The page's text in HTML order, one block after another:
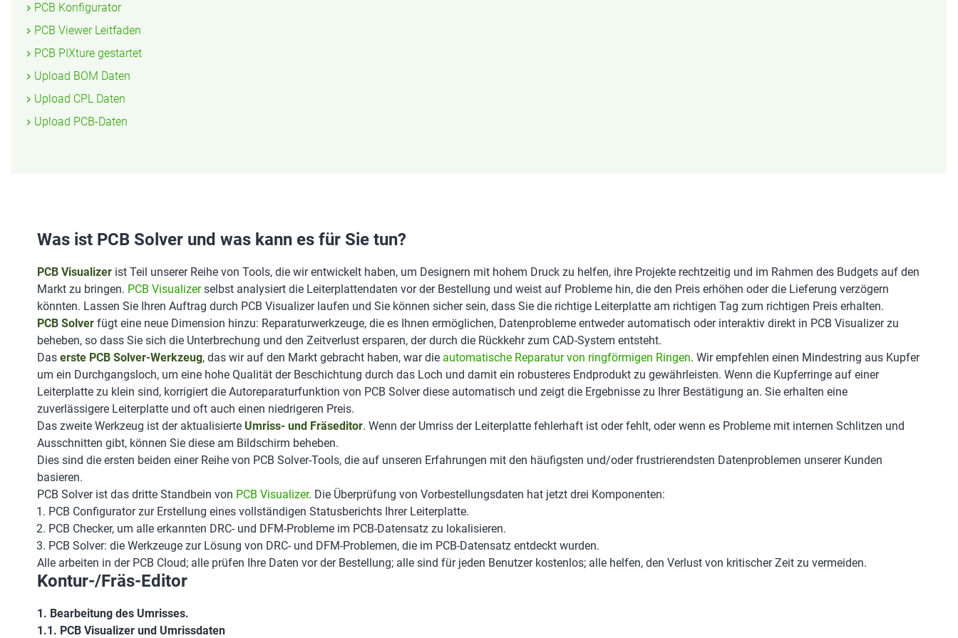
PCB Konfigurator
PCB Viewer Leitfaden
PCB PIXture gestartet
Upload BOM Daten
Upload CPL Daten
Upload PCB-Daten
Was ist PCB Solver und was kann es für Sie tun?
PCB Visualizer ist Teil unserer Reihe von Tools, die wir entwickelt haben, um Designern mit hohem Druck zu helfen, ihre Projekte rechtzeitig und im Rahmen des Budgets auf den
Markt zu bringen. PCB Visualizerselbst analysiert die Leiterplattendaten vor der Bestellung und weist auf Probleme hin, die den Preis erhöhen oder die Lieferung verzögern
könnten. Lassen Sie Ihren Auftrag durch PCB Visualizer laufen und Sie können sicher sein, dass Sie die richtige Leiterplatte am richtigen Tag zum richtigen Preis erhalten.
PCB Solver fügt eine neue Dimension hinzu: Reparaturwerkzeuge, die es Ihnen ermöglichen, Datenprobleme entweder automatisch oder interaktiv direkt in PCB Visualizer zu
beheben, so dass Sie sich die Unterbrechung und den Zeitverlust ersparen, der durch die Rückkehr zum CAD-System entsteht.
Das erste PCB Solver-Werkzeug, das wir auf den Markt gebracht haben, war die automatische Reparatur von ringförmigen Ringen. Wir empfehlen einen Mindestring aus Kupfer
um ein Durchgangsloch, um eine hohe Qualität der Beschichtung durch das Loch und damit ein robusteres Endprodukt zu gewährleisten. Wenn die Kupferringe auf einer
Leiterplatte zu klein sind, korrigiert die Autoreparaturfunktion von PCB Solver diese automatisch und zeigt die Ergebnisse zu Ihrer Bestätigung an. Sie erhalten eine
zuverlässigere Leiterplatte und oft auch einen niedrigeren Preis.
Das zweite Werkzeug ist der aktualisierte Umriss- und Fräseditor. Wenn der Umriss der Leiterplatte fehlerhaft ist oder fehlt, oder wenn es Probleme mit internen Schlitzen und
Ausschnitten gibt, können Sie diese am Bildschirm beheben.
Dies sind die ersten beiden einer Reihe von PCB Solver-Tools, die auf unseren Erfahrungen mit den häufigsten und/oder frustrierendsten Datenproblemen unserer Kunden
basieren.
PCB Solver ist das dritte Standbein von PCB Visualizer. Die Überprüfung von Vorbestellungsdaten hat jetzt drei Komponenten:
PCB Configurator zur Erstellung eines vollständigen Statusberichts Ihrer Leiterplatte.
PCB Checker, um alle erkannten DRC- und DFM-Probleme im PCB-Datensatz zu lokalisieren.
PCB Solver: die Werkzeuge zur Lösung von DRC- und DFM-Problemen, die im PCB-Datensatz entdeckt wurden.
Alle arbeiten in der PCB Cloud; alle prüfen Ihre Daten vor der Bestellung; alle sind für jeden Benutzer kostenlos; alle helfen, den Verlust von kritischer Zeit zu vermeiden.
Kontur-/Fräs-Editor
1. Bearbeitung des Umrisses.
1.1. PCB Visualizer und Umrissdaten